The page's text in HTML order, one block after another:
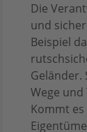
Die
und
Beispiel
Geländer.
Wege
Kommt